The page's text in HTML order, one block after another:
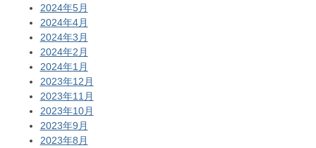
2024年5月
2024年4月
2024年3月
2024年2月
2024年1月
2023年12月
2023年11月
2023年10月
2023年9月
2023年8月